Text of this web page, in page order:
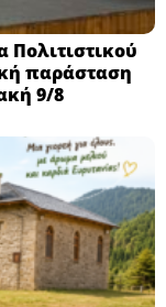
Πολιτιστικού
παράσταση
9/8